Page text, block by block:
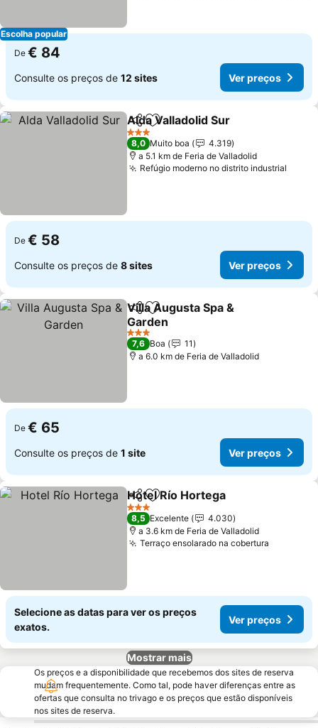
Escolha popular
De € 84
Consulte os preços de 12 sites Ver preços
PartilharAdicionar aos favoritos
Alda Valladolid Sur
3 Estrelas
8,0 Muito boa
4.319
a 5.1 km de Feria de Valladolid
Refúgio moderno no distrito industrial
De € 58
Consulte os preços de 8 sites Ver preços
PartilharAdicionar aos favoritos
Villa Augusta Spa &
Garden
3 Estrelas
7,6 Boa
11
a 6.0 km de Feria de Valladolid
De € 65
Consulte os preços de 1 site Ver preços
PartilharAdicionar aos favoritos
Hotel Río Hortega
3 Estrelas
8,5 Excelente
4.030
a 3.6 km de Feria de Valladolid
Terraço ensolarado na cobertura
Selecione as datas para ver os preços
exatos.
Ver preços
Mostrar mais
Os preços e a disponibilidade que recebemos dos sites de reserva
mudam frequentemente. Como tal, pode haver diferenças entre as
ofertas que consulta no trivago e os preços que estão disponíveis
nos sites de reserva.